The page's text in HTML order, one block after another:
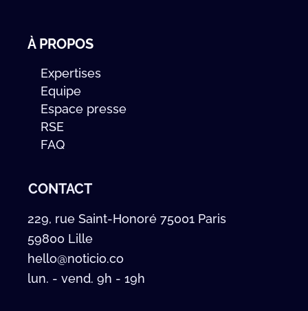
À PROPOS
Expertises
Equipe
Espace presse
RSE
FAQ
CONTACT
229, rue Saint-Honoré 75001 Paris
59800 Lille
hello@noticio.co
lun. - vend. 9h - 19h